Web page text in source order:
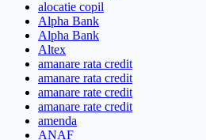
alocatie copil
Alpha Bank
Alpha Bank
Altex
amanare rata credit
amanare rata credit
amanare rate credit
amanare rate credit
amenda
ANAF